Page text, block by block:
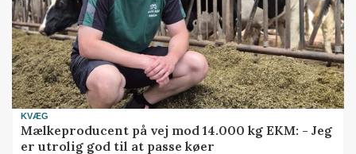
KVÆG
Mælkeproducent på vej mod 14.000 kg EKM: - Jeg
er utrolig god til at passe køer